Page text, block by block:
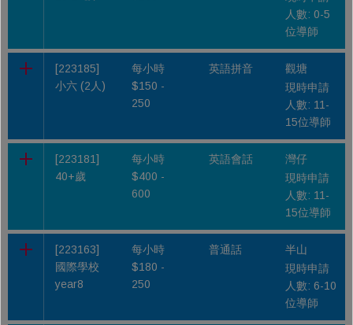
人數: 0-5
位導師
[223185]
小六 (2人)
每小時
$150 -
250
英語拼音
觀塘
現時申請
人數: 11-
15位導師
[223181]
40+歲
每小時
$400 -
600
英語會話
灣仔
現時申請
人數: 11-
15位導師
[223163]
國際學校
year8
每小時
$180 -
250
普通話
半山
現時申請
人數: 6-10
位導師